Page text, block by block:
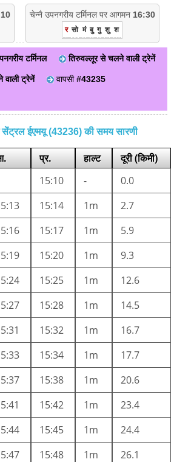
चेन्नै उपनगरीय टर्मिनल पर आगमन 16:30
र सो मं बु गु शु श
टर्मिनल तिरुवल्लूर से चलने वाली ट्रेनें
वाली ट्रेनें वापसी#43235
सेंट्रल ईएमयू (43236) की समय सारणी
प्र. हाल्ट
दूरी (किमी)
15:10 -
0.0
15:14 1m
2.7
15:17 1m
5.9
15:20 1m
9.3
15:25 1m
12.6
15:28 1m
14.5
15:32 1m
16.7
15:34 1m
17.7
15:38 1m
20.6
15:42 1m
23.4
15:45 1m
24.4
15:48 1m
26.1